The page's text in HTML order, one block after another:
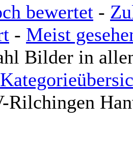
bewertet -
- Meist
Bilder in
Rilchingen